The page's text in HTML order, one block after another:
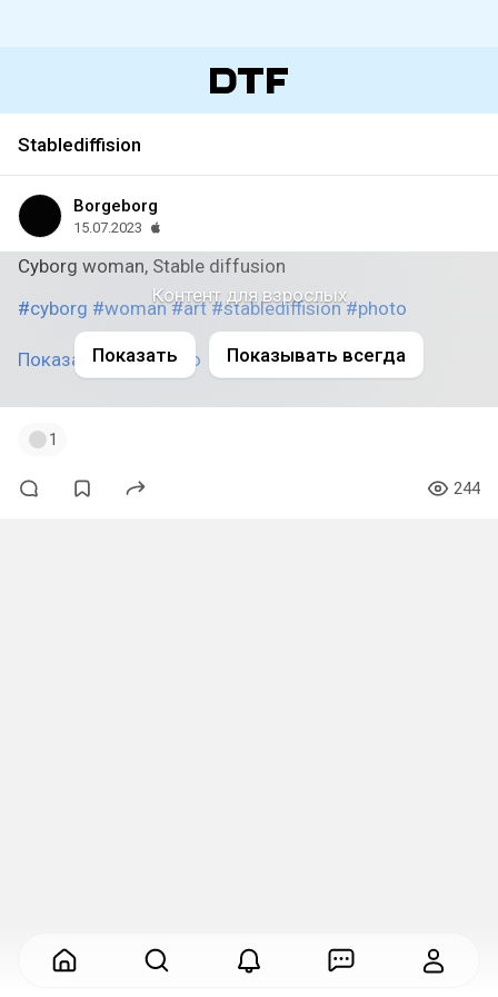
Stablediffision
Borgeborg
15.07.2023
Cyborg woman, Stable diffusion
#cyborg #woman #art #stablediffision #photo
Показать полностью
Контент для взрослых
Показать Показывать всегда
1
244